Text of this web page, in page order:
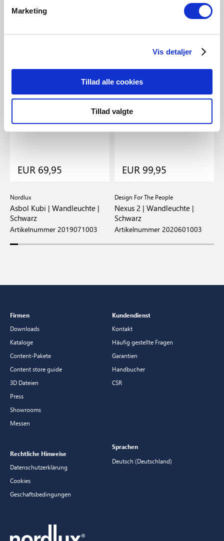
Marketing
Vis detaljer
Tillad alle cookies
Tillad valgte
Verwandte Produkte
EUR 69,95
Nordlux
Asbol Kubi | Wandleuchte |
Schwarz
Artikelnummer 2019071003
EUR 99,95
Design For The People
Nexus 2 | Wandleuchte |
Schwarz
Artikelnummer 2020601003
Firmen
Downloads
Kataloge
Content-Pakete
Content store guide
3D Dateien
Press
Showrooms
Messen
Kundendienst
Kontakt
Häufig gestellte Fragen
Garantien
Handbucher
CSR
Rechtliche Hinweise
Datenschutzerklärung
Cookies
Geschaftsbedingungen
Sprachen
Deutsch (Deutschland)